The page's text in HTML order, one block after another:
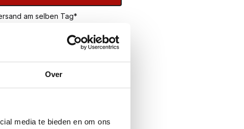
Over
media te bieden en om ons
am selben Tag*